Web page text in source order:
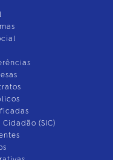
(SIC)